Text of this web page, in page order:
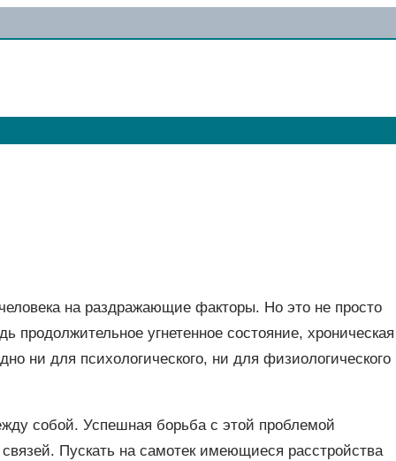
на раздражающие факторы. Но это не просто
продолжительное угнетенное состояние, хроническая
ни для психологического, ни для физиологического
собой. Успешная борьба с этой проблемой
Пускать на самотек имеющиеся расстройства